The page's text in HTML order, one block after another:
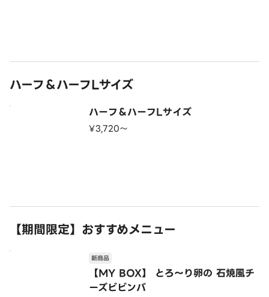
ハーフ＆ハーフLサイズ
ハーフ＆ハーフLサイズ
¥3,720〜
【期間限定】おすすめメニュー
【MY BOX】 とろ～り卵の 石焼風チ
ーズビビンバ
新商品